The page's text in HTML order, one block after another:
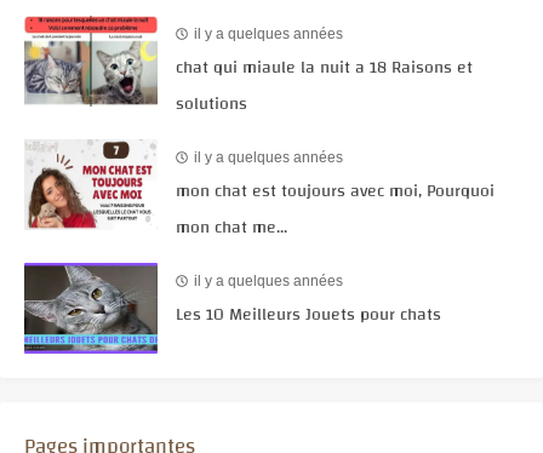
il y a quelques années
chat qui miaule la nuit a 18 Raisons et
solutions
il y a quelques années
mon chat est toujours avec moi, Pourquoi
mon chat me...
il y a quelques années
Les 10 Meilleurs Jouets pour chats